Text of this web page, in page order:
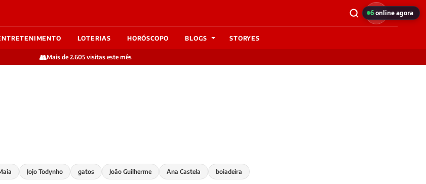
LOTERIAS HORÓSCOPO BLOGS STORYES
👥Mais de 2.605 visitas este mês
Jojo Todynho gatos João Guilherme Ana Castela boiadeira
6online agora